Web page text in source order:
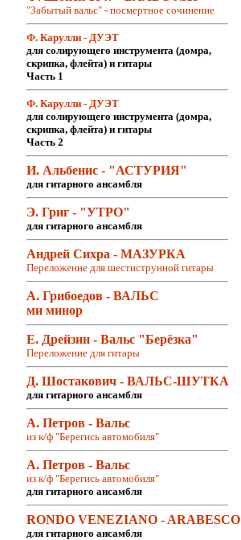
"Забытый вальс" - посмертное сочинение
Ф. Карулли - ДУЭТ
для солирующего инструмента (домра,
скрипка, флейта) и гитары
Часть 1
Ф. Карулли - ДУЭТ
для солирующего инструмента (домра,
скрипка, флейта) и гитары
Часть 2
И. Альбенис - "АСТУРИЯ"
для гитарного ансамбля
Э. Григ - "УТРО"
для гитарного ансамбля
Андрей Сихра - МАЗУРКА
Переложение для шестиструнной гитары
А. Грибоедов - ВАЛЬС
ми минор
Е. Дрейзин - Вальс "Берёзка"
Переложение для гитары
Д. Шостакович - ВАЛЬС-ШУТКА
для гитарного ансамбля
А. Петров - Вальс
из к/ф "Берегись автомобиля"
А. Петров - Вальс
из к/ф "Берегись автомобиля"
для гитарного ансамбля
RONDO VENEZIANO - ARABESCO
для гитарного ансамбля